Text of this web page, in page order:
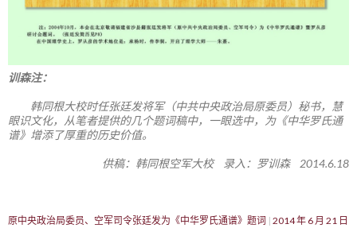
训森注：
韩同根大校时任张廷发将军（中共中央政治局原委员）秘书，慧
眼识文化，从笔者提供的几个题词稿中，一眼选中，为《中华罗氏通
谱》增添了厚重的历史价值。
供稿：韩同根空军大校 录入：罗训森 2014.6.18
原中央政治局委员、空军司令张廷发为《中华罗氏通谱》题词 2014 年 6 月 21 日